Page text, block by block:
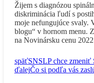
Žijem s diagnózou
diskriminácia ľudí s
moje nefungujúce svaly.
blogu“ v hornom menu.
na Novinársku cenu
späťSNSLP chce zmeniť
ďalejČo si podľa vás